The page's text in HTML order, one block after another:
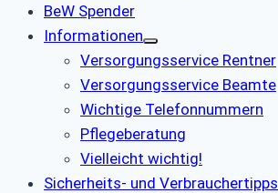
BeW Spender
Informationen
Versorgungsservice Rentner
Versorgungsservice Beamte
Wichtige Telefonnummern
Pflegeberatung
Vielleicht wichtig!
Sicherheits- und Verbrauchertipps